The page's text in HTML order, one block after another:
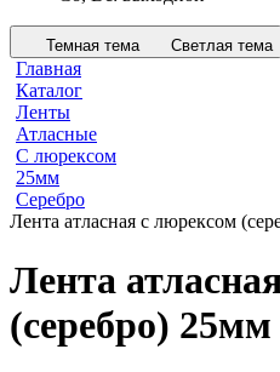
Темная тема Светлая тема
Главная
Каталог
Ленты
Атласные
С люрексом
25мм
Серебро
Лента атласная с люрексом
Лента
(серебро) 25мм